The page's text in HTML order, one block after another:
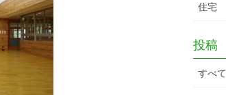
住宅
投稿
すべて